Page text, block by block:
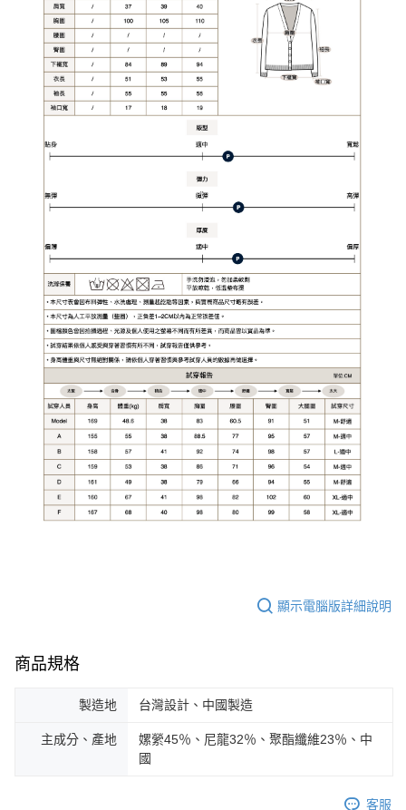
顯示電腦版詳細說明
商品規格
製造地 台灣設計、中國製造
主成分、產地
嫘縈45％、尼龍32％、聚酯纖維23％、中
國
客服